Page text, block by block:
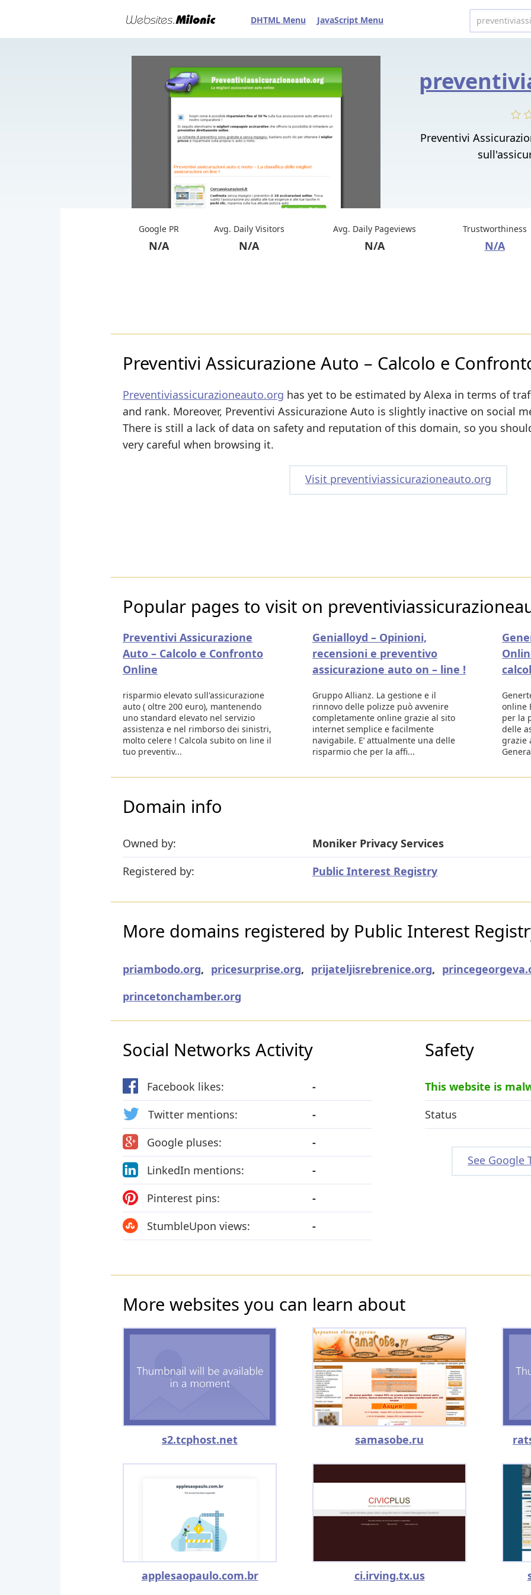
DHTML Menu JavaScript Menu
Preventivi
Google PR
N/A
Avg. Daily Visitors
N/A
Avg. Daily Pageviews
N/A
Trustworthiness
N/A
Preventivi Assicurazione Auto – Calcolo e
Preventiviassicurazioneauto.org has yet to be estimated by Alexa in terms of
and rank. Moreover, Preventivi Assicurazione Auto is slightly inactive on social
There is still a lack of data on safety and reputation of this domain, so you
very careful when browsing it.
Visit preventiviassicurazioneauto.org
Popular pages to visit on
Preventivi Assicurazione
Auto – Calcolo e Confronto
Online
risparmio elevato sull'assicurazione
auto ( oltre 200 euro), mantenendo
uno standard elevato nel servizio
assistenza e nel rimborso dei sinistri,
molto celere ! Calcola subito on line il
tuo preventiv...
Genialloyd – Opinioni,
recensioni e preventivo
assicurazione auto on – line !
Gruppo Allianz. La gestione e il
rinnovo delle polizze può avvenire
completamente online grazie al sito
internet semplice e facilmente
navigabile. E’ attualmente una delle
risparmio che per la affi...
online
per la
delle
grazie
Domain info
Owned by:
Moniker Privacy Services
Registered by:
Public Interest Registry
More domains registered by Public Interest
priambodo.org, pricesurprise.org, prijateljisrebrenice.org,
princetonchamber.org
Social Networks Activity
Facebook likes:
-
Twitter mentions:
-
Google pluses:
-
LinkedIn mentions:
-
Pinterest pins:
-
StumbleUpon views:
-
Safety
This website is
Status
See Google
More websites you can learn about
s2.tcphost.net samasobe.ru
applesaopaulo.com.br ci.irving.tx.us